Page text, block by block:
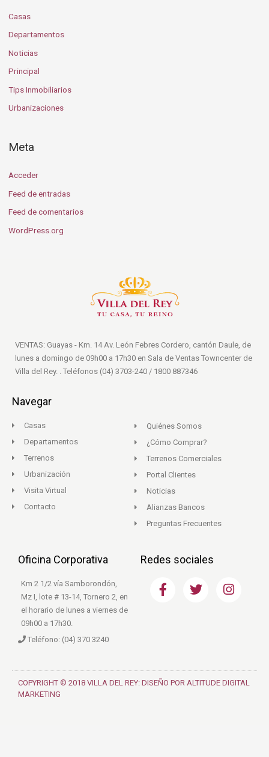
Casas
Departamentos
Noticias
Principal
Tips Inmobiliarios
Urbanizaciones
Meta
Acceder
Feed de entradas
Feed de comentarios
WordPress.org
VENTAS: Guayas - Km. 14 Av. León Febres Cordero, cantón Daule, de
lunes a domingo de 09h00 a 17h30 en Sala de Ventas Towncenter de
Villa del Rey. . Teléfonos (04) 3703-240 / 1800 887346
Navegar
Casas
Departamentos
Terrenos
Urbanización
Visita Virtual
Contacto
Quiénes Somos
¿Cómo Comprar?
Terrenos Comerciales
Portal Clientes
Noticias
Alianzas Bancos
Preguntas Frecuentes
Oficina Corporativa
Km 2 1/2 vía Samborondón,
Mz I, lote # 13-14, Tornero 2, en
el horario de lunes a viernes de
09h00 a 17h30.
Teléfono: (04) 370 3240
Redes sociales
F
a
k
T
w
I
n
a
m
COPYRIGHT © 2018 VILLA DEL REY: DISEÑO POR ALTITUDE DIGITAL
MARKETING